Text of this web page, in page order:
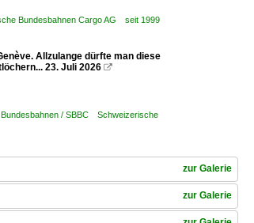
Bundesbahnen Cargo AG seit 1999
Allzulange dürfte man diese
23. Juli 2026 
/ SBBC Schweizerische
zur Galerie
zur Galerie